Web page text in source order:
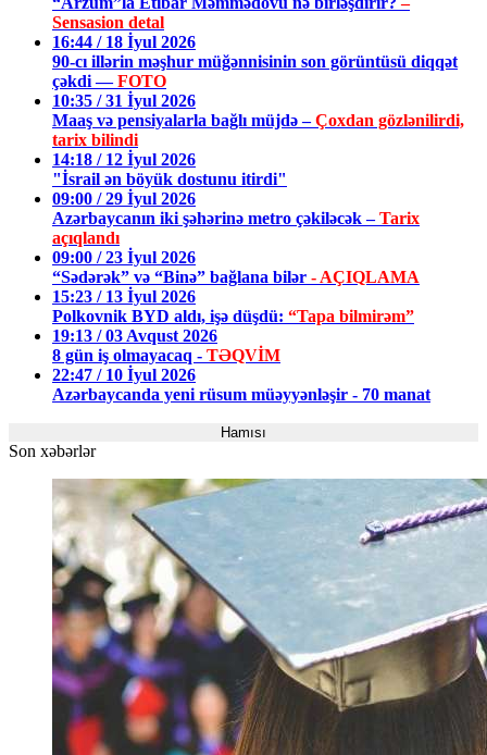
Sensasion detal
16:44 / 18 İyul 2026
90-cı illərin məşhur müğənnisinin son görüntüsü diqqət
çəkdi —FOTO
10:35 / 31 İyul 2026
Maaş və pensiyalarla bağlı müjdə –Çoxdan gözlənilirdi,
tarix bilindi
14:18 / 12 İyul 2026
"İsrail ən böyük dostunu itirdi"
09:00 / 29 İyul 2026
Azərbaycanın iki şəhərinə metro çəkiləcək –Tarix
açıqlandı
09:00 / 23 İyul 2026
“Sədərək” və “Binə” bağlana bilər - AÇIQLAMA
15:23 / 13 İyul 2026
Polkovnik BYD aldı, işə düşdü: “Tapa bilmirəm”
19:13 / 03 Avqust 2026
8 gün iş olmayacaq - TƏQVİM
22:47 / 10 İyul 2026
Azərbaycanda yeni rüsum müəyyənləşir - 70 manat
Hamısı
Son xəbərlər